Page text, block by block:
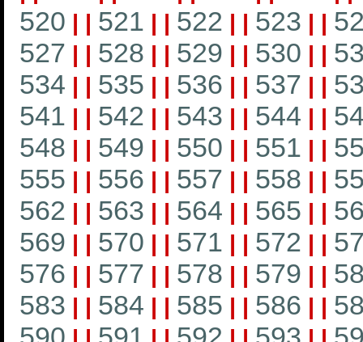
520 | | 521 | | 522 | | 523 | |
527 | | 528 | | 529 | | 530 | |
534 | | 535 | | 536 | | 537 | |
541 | | 542 | | 543 | | 544 | |
548 | | 549 | | 550 | | 551 | |
555 | | 556 | | 557 | | 558 | |
562 | | 563 | | 564 | | 565 | |
569 | | 570 | | 571 | | 572 | |
576 | | 577 | | 578 | | 579 | |
583 | | 584 | | 585 | | 586 | |